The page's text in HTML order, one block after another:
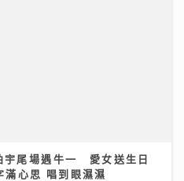
尾場遇牛一 愛女送生日
滿心思 唱到眼濕濕